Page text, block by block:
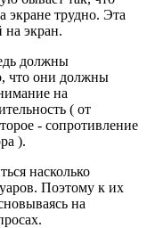
экране трудно. Эта
на экран.
должны
что они должны
на
( от
- сопротивление
).
насколько
Поэтому к их
на